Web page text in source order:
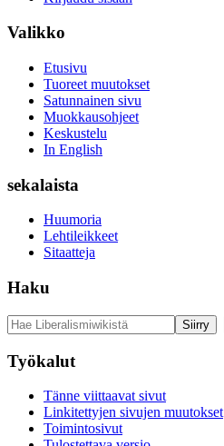
Valikko
Etusivu
Tuoreet muutokset
Satunnainen sivu
Muokkausohjeet
Keskustelu
In English
sekalaista
Huumoria
Lehtileikkeet
Sitaatteja
Haku
Työkalut
Tänne viittaavat sivut
Linkitettyjen sivujen muutokset
Toimintosivut